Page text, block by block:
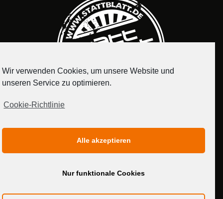
MEDIADATEN
Wir verwenden Cookies, um unsere Website und
unseren Service zu optimieren.
Cookie-Richtlinie
Alle akzeptieren
Nur funktionale Cookies